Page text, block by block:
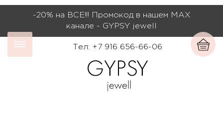
-20% на ВСЕ!!! Промокод в нашем МАХ
канале - GYPSY jewell
Тел: +7 916 656-66-06